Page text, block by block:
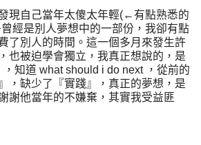
現自己當年太傻太年輕(←有點熟悉的
經是別人夢想中的一部份，我卻有點
了別人的時間。這一個多月來發生許
也被迫學會獨立，我真正想說的，是
知道 what should i do next ，從前的
，缺少了『實踐』，真正的夢想，是
謝他當年的不嫌棄，其實我受益匪